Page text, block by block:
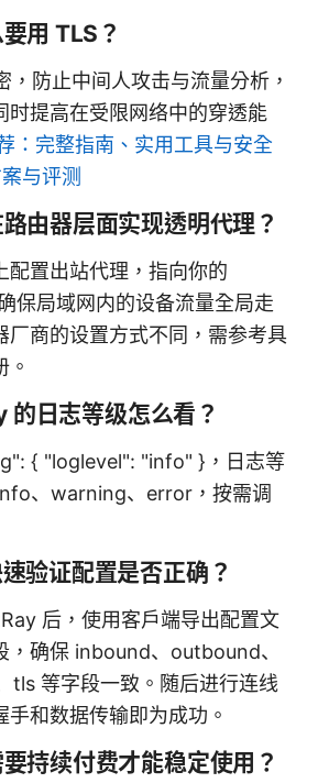
用 TLS？
，防止中间人攻击与流量分析，
时提高在受限网络中的穿透能
：完整指南、实用工具与安全
与评测
由器层面实现透明代理？
配置出站代理，指向你的
保局域网内的设备流量全局走
厂商的设置方式不同，需参考具
。
的日志等级怎么看？
{ "loglevel": "info" }，日志等
、warning、error，按需调
验证配置是否正确？
后，使用客户端导出配置文
，确保 inbound、outbound、
tls 等字段一致。随后进行连线
和数据传输即为成功。
持续付费才能稳定使用？